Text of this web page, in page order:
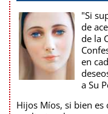
"Si
de
de la
en
a Su
Hijos Míos, si bien